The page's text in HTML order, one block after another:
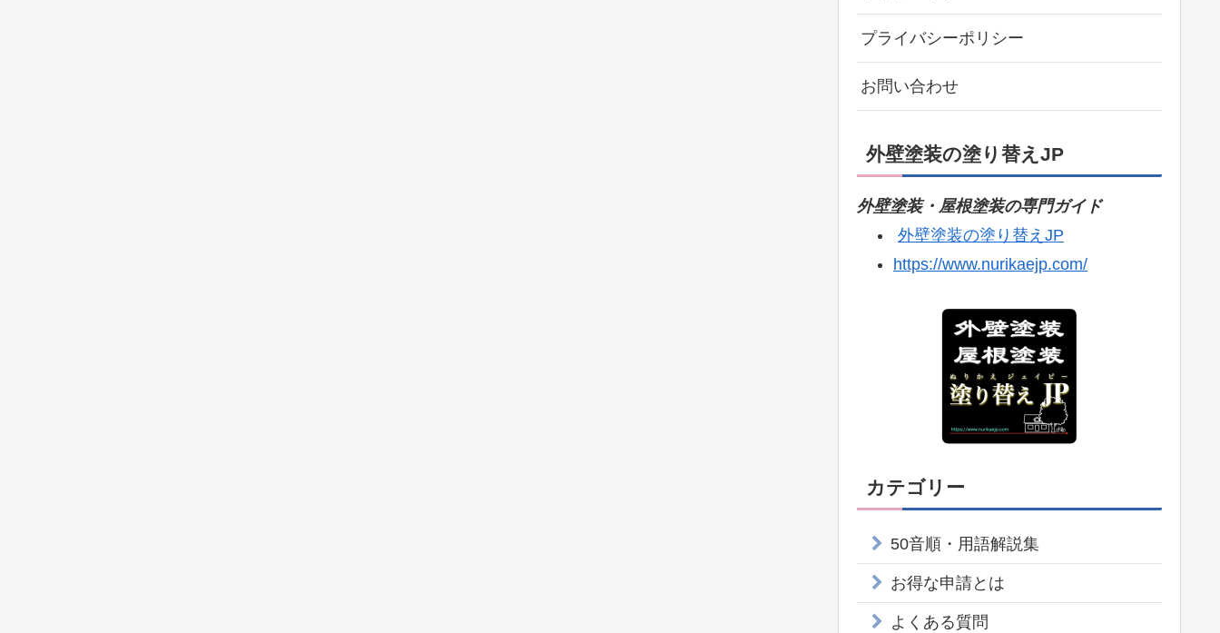
プライバシーポリシー
お問い合わせ
外壁塗装の塗り替えJP
外壁塗装・屋根塗装の専門ガイド
外壁塗装の塗り替えJP
https://www.nurikaejp.com/
カテゴリー
50音順・用語解説集
お得な申請とは
よくある質問